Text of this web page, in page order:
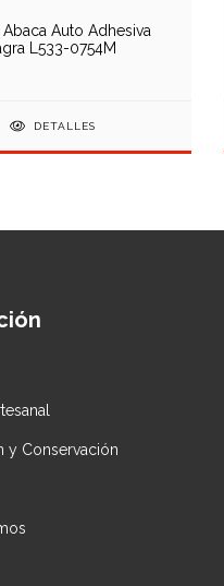
Abaca Auto Adhesiva
L533-0754M
DETALLES
y Conservación